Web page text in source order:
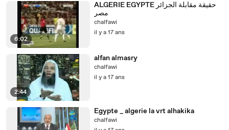
6:02
ALGERIE EGYPTE حقيقة مقابلة الجزائر
مصر
chalfawi
il y a 17 ans
2:44
alfan almasry
chalfawi
il y a 17 ans
Egypte _ algerie la vrt alhakika
chalfawi